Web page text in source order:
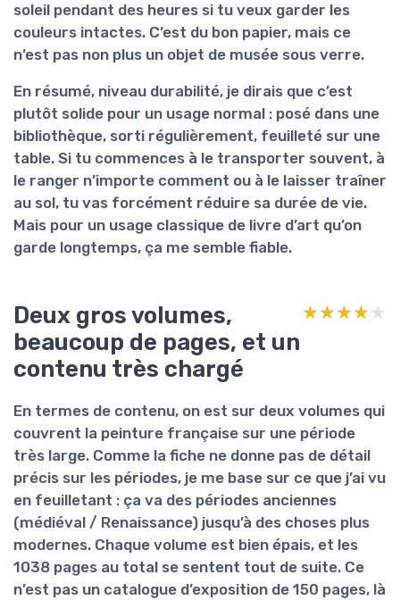
soleil pendant des heures si tu veux garder les
couleurs intactes. C’est du bon papier, mais ce
n’est pas non plus un objet de musée sous verre.
En résumé, niveau durabilité, je dirais que c’est
plutôt solide pour un usage normal : posé dans une
bibliothèque, sorti régulièrement, feuilleté sur une
table. Si tu commences à le transporter souvent, à
le ranger n’importe comment ou à le laisser traîner
au sol, tu vas forcément réduire sa durée de vie.
Mais pour un usage classique de livre d’art qu’on
garde longtemps, ça me semble fiable.
Deux gros volumes,
beaucoup de pages, et un
contenu très chargé
★★★★★
★★★★★
En termes de contenu, on est sur deux volumes qui
couvrent la peinture française sur une période
très large. Comme la fiche ne donne pas de détail
précis sur les périodes, je me base sur ce que j’ai vu
en feuilletant : ça va des périodes anciennes
(médiéval / Renaissance) jusqu’à des choses plus
modernes. Chaque volume est bien épais, et les
1038 pages au total se sentent tout de suite. Ce
n’est pas un catalogue d’exposition de 150 pages, là